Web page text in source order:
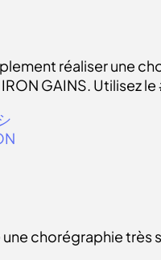
réaliser une
GAINS. Utilisez
chorégraphie très